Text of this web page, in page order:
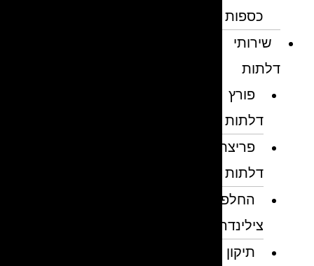
כספות
שירותי
דלתות
פורץ
דלתות
פריצת
דלתות
החלפת
צילינדרים
תיקון